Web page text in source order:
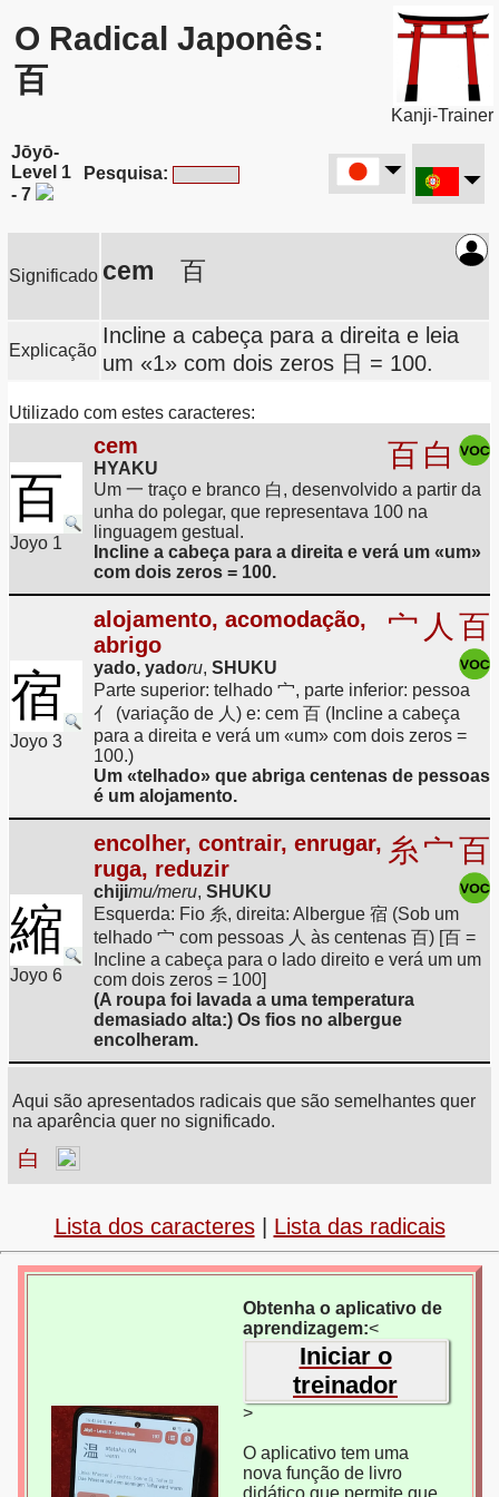
O Radical Japonês:
百
Kanji-Trainer
Jōyō-
Level 1
- 7
Pesquisa:
Significado cem 百
Explicação
Incline a cabeça para a direita e leia
um «1» com dois zeros 日 = 100.
Utilizado com estes caracteres:
百
Joyo 1
cem
HYAKU 百 白
Um 一 traço e branco 白, desenvolvido a partir da
unha do polegar, que representava 100 na
linguagem gestual.
Incline a cabeça para a direita e verá um «um»
com dois zeros = 100.
宿
Joyo 3
alojamento, acomodação,
abrigo
yado, yadoru, SHUKU
宀 人 百
Parte superior: telhado 宀, parte inferior: pessoa
亻 (variação de 人) e: cem 百 (Incline a cabeça
para a direita e verá um «um» com dois zeros =
100.)
Um «telhado» que abriga centenas de pessoas
é um alojamento.
縮
Joyo 6
encolher, contrair, enrugar,
ruga, reduzir
chijimu/meru, SHUKU
糸宀百
Esquerda: Fio 糸, direita: Albergue 宿 (Sob um
telhado 宀 com pessoas 人 às centenas 百) [百 =
Incline a cabeça para o lado direito e verá um um
com dois zeros = 100]
(A roupa foi lavada a uma temperatura
demasiado alta:) Os fios no albergue
encolheram.
Aqui são apresentados radicais que são semelhantes quer
na aparência quer no significado.
白
Lista dos caracteres| Lista das radicais
Obtenha o aplicativo de
aprendizagem:<
Iniciar o
treinador
>
O aplicativo tem uma
nova função de livro
didático que permite que